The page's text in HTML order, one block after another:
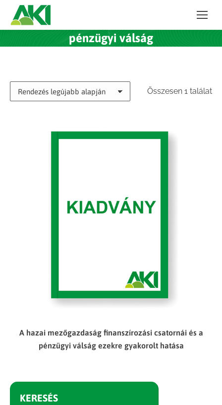
pénzügyi válság
Összesen 1 találat
A hazai mezőgazdaság finanszírozási csatornái és a
pénzügyi válság ezekre gyakorolt hatása
KERESÉS